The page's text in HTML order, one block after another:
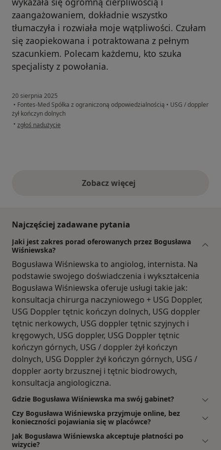
zaangażowaniem, dokładnie wszystko
tłumaczyła i rozwiała moje wątpliwości. Czułam
się zaopiekowana i potraktowana z pełnym
szacunkiem. Polecam każdemu, kto szuka
specjalisty z powołania.
20 sierpnia 2025
• Fontes-Med Spółka z ograniczoną odpowiedzialnością • USG / doppler
żył kończyn dolnych
• w opinii użytkownika Karolina
zgłoś nadużycie
Zobacz więcejopinie powyżej
Najczęściej zadawane pytania
Jaki jest zakres porad oferowanych przez Bogusława
Wiśniewska?
Bogusława Wiśniewska to angiolog, internista. Na
podstawie swojego doświadczenia i wykształcenia
Bogusława Wiśniewska oferuje usługi takie jak:
konsultacja chirurga naczyniowego + USG Doppler,
USG Doppler tętnic kończyn dolnych, USG doppler
tętnic nerkowych, USG doppler tętnic szyjnych i
kręgowych, USG doppler, USG Doppler tętnic
kończyn górnych, USG / doppler żył kończyn
dolnych, USG Doppler żył kończyn górnych, USG /
doppler aorty brzusznej i tętnic biodrowych,
konsultacja angiologiczna.
Gdzie Bogusława Wiśniewska ma swój gabinet?
Czy Bogusława Wiśniewska przyjmuje online, bez
konieczności pojawiania się w placówce?
Jak Bogusława Wiśniewska akceptuje płatności po
wizycie?